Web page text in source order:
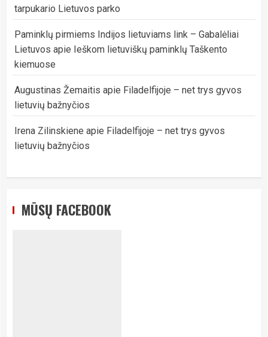
tarpukario Lietuvos parko
Paminklų pirmiems Indijos lietuviams link – Gabalėliai
Lietuvos apie Ieškom lietuviškų paminklų Taškento
kiemuose
Augustinas Žemaitis apie Filadelfijoje – net trys gyvos
lietuvių bažnyčios
Irena Zilinskiene apie Filadelfijoje – net trys gyvos
lietuvių bažnyčios
MŪSŲ FACEBOOK